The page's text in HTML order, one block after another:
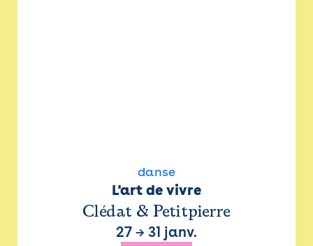
danse
L'art de vivre
Clédat & Petitpierre
27 → 31 janv.